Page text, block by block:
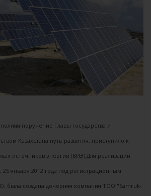
поручение Главы государства и
Казахстана путь развития, приступило к
источников энергии (ВИЭ).Для реализации
25 января 2012 года под регистрационным
была создана дочерняя компания ТОО "Samruk-